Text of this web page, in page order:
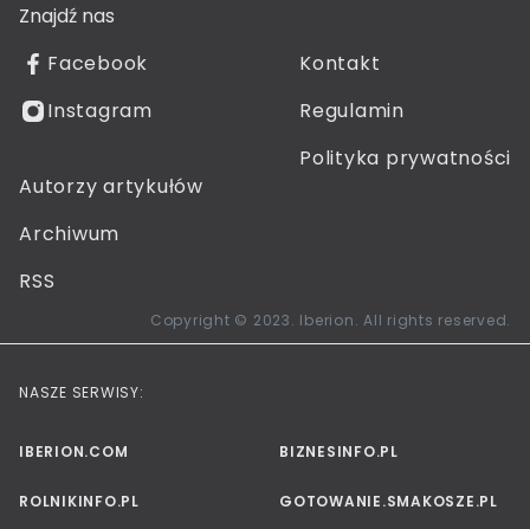
Znajdź nas
Facebook
Instagram
Kontakt
Regulamin
Polityka prywatności
Autorzy artykułów
Archiwum
RSS
Copyright © 2023. Iberion. All rights reserved.
NASZE SERWISY:
IBERION.COM BIZNESINFO.PL
ROLNIKINFO.PL GOTOWANIE.SMAKOSZE.PL